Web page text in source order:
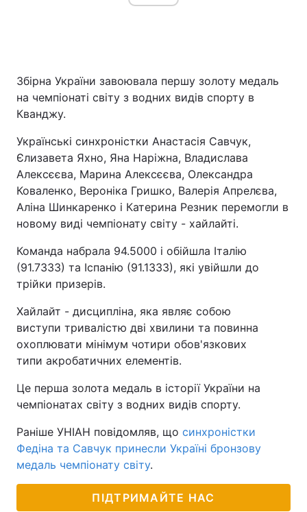
Збірна України завоювала першу золоту медаль
на чемпіонаті світу з водних видів спорту в
Кванджу.
Українські синхроністки Анастасія Савчук,
Єлизавета Яхно, Яна Наріжна, Владислава
Алексєєва, Марина Алексєєва, Олександра
Коваленко, Вероніка Гришко, Валерія Апрелєва,
Аліна Шинкаренко і Катерина Резник перемогли в
новому виді чемпіонату світу - хайлайті.
Команда набрала 94.5000 і обійшла Італію
(91.7333) та Іспанію (91.1333), які увійшли до
трійки призерів.
Хайлайт - дисципліна, яка являє собою
виступи тривалістю дві хвилини та повинна
охоплювати мінімум чотири обов'язкових
типи акробатичних елементів.
Це перша золота медаль в історії України на
чемпіонатах світу з водних видів спорту.
Раніше УНІАН повідомляв, що синхроністки
Федіна та Савчук принесли Україні бронзову
медаль чемпіонату світу.
ПІДТРИМАЙТЕ НАС